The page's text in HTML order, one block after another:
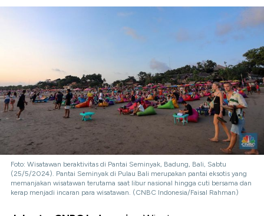
Foto: Wisatawan beraktivitas di Pantai Seminyak, Badung, Bali, Sabtu
(25/5/2024). Pantai Seminyak di Pulau Bali merupakan pantai eksotis yang
memanjakan wisatawan terutama saat libur nasional hingga cuti bersama dan
kerap menjadi incaran para wisatawan. (CNBC Indonesia/Faisal Rahman)